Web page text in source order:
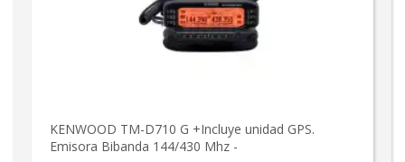
KENWOOD TM-D710 G +Incluye unidad GPS.
Emisora Bibanda 144/430 Mhz -